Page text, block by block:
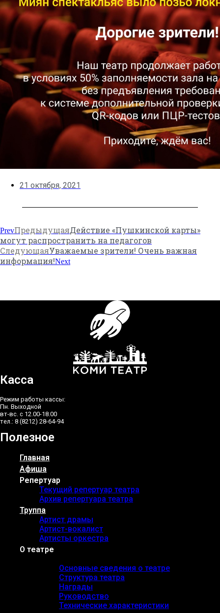
21 октября, 2021
PrevПредыдущаяДействие «Пушкинской карты»
могут распространить на педагогов
СледующаяУважаемые зрители! Очень важная
информация!Next
Касса
Режим работы кассы:
Пн. Выходной
вт-вс. с 12.00-18.00
тел.: 8 (8212) 28-64-94
Полезное
Главная
Афиша
Репертуар
Текущий репертуар театра
Архив репертуара театра
Труппа
Артист драмы
Артист-вокалист
Артисты оркестра
О театре
Основные сведения о театре
Структура театра
Награды
Руководство
Технические характеристики